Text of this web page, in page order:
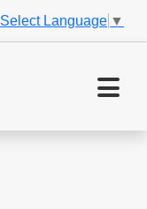
Select Language ▼